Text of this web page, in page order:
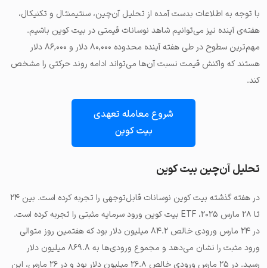
با توجه به اطلاعات بدست آمده از تحلیل آن‌چین، سنتیمنتال و تکنیکال،
هفته‌ی آینده نیز می‌توانیم شاهد نوسانات قیمتی در بیت کوین باشیم.
مهم‌ترین سطوح در طی هفته آینده محدوده ۸۰,۰۰۰ دلار و ۸۶,۰۰۰ دلار
هستند که واکنش قیمت نسبت آن‌ها می‌تواند ادامه روند حرکتی را مشخص
کند.
شروع معامله تعهدی
بیت کوین
تحلیل آن‌چین بیت کوین
در هفته گذشته بیت کوین نوسانات قابل‌توجهی را تجربه کرده است. بین ۲۴
تا ۲۸ مارس ۲۰۲۵، ETF بیت کوین ورود سرمایه مثبتی را تجربه کرده است.
در ۲۴ مارس ورودی خالص ۸۴.۲ میلیون دلار بود که هفتمین روز متوالی
ورود مثبت را نشان می‌دهد و مجموع ورودی‌ها به ۸۶۹.۸ میلیون دلار
رسید. در ۲۵ مارس ورودی خالص ۲۶.۸ میلیون دلار بود و در ۲۶ مارس، این